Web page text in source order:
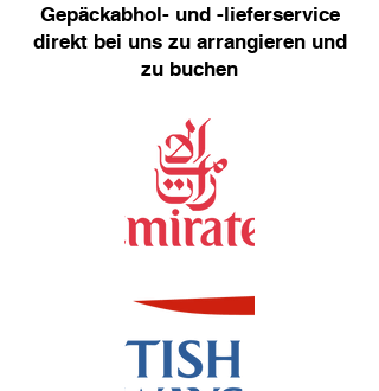
Gepäckabhol- und -lieferservice
direkt bei uns zu arrangieren und
zu buchen